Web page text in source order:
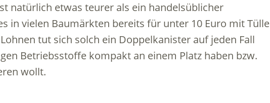
natürlich etwas teurer als ein handelsüblicher
in vielen Baumärkten bereits für unter 10 Euro mit Tülle
tut sich solch ein Doppelkanister auf jeden Fall
Betriebsstoffe kompakt an einem Platz haben bzw.
wollt.